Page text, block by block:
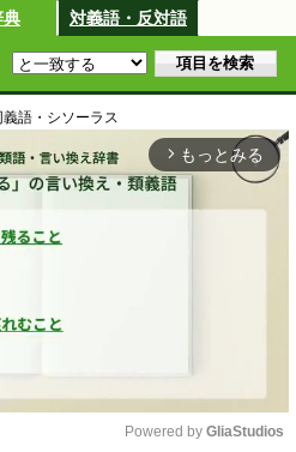
典 対義語・反対語
義語・シソーラス
arrow_forward_ios もっとみる
Powered by GliaStudios